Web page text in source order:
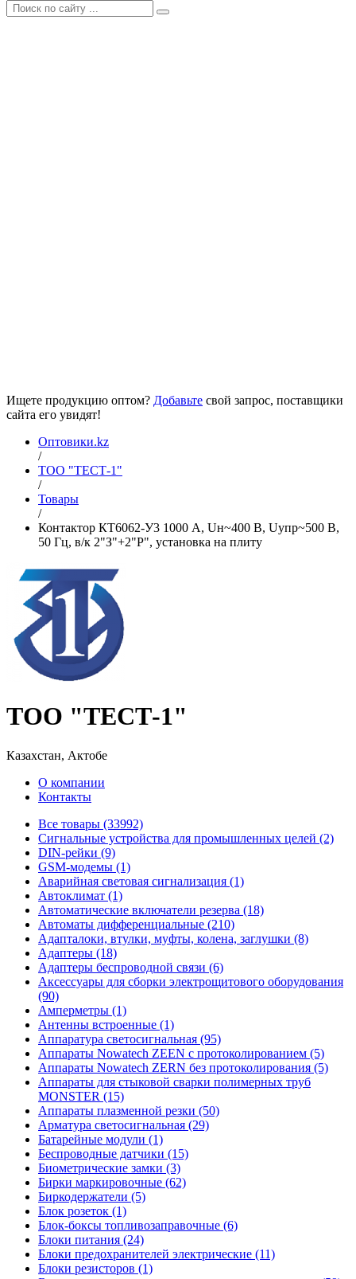
Ищете продукцию оптом? Добавьте свой запрос, поставщики
сайта его увидят!
Оптовики.kz
/
ТОО "ТЕСТ-1"
/
Товары
/
Контактор КТ6062-У3 1000 А, Uн~400 В, Uупр~500 В,
50 Гц, в/к 2"З"+2"Р", установка на плиту
ТОО "ТЕСТ-1"
Казахстан, Актобе
О компании
Контакты
Все товары (33992)
Cигнальные устройства для промышленных целей (2)
DIN-рейки (9)
GSM-модемы (1)
Аварийная световая сигнализация (1)
Автоклимат (1)
Автоматические включатели резерва (18)
Автоматы дифференциальные (210)
Адапталоки, втулки, муфты, колена, заглушки (8)
Адаптеры (18)
Адаптеры беспроводной связи (6)
Аксессуары для сборки электрощитового оборудования
(90)
Амперметры (1)
Антенны встроенные (1)
Аппаратура светосигнальная (95)
Аппараты Nowatech ZEEN c протоколированием (5)
Аппараты Nowatech ZERN без протоколирования (5)
Аппараты для стыковой сварки полимерных труб
MONSTER (15)
Аппараты плазменной резки (50)
Арматура светосигнальная (29)
Батарейные модули (1)
Беспроводные датчики (15)
Биометрические замки (3)
Бирки маркировочные (62)
Биркодержатели (5)
Блок розеток (1)
Блок-боксы топливозаправочные (6)
Блоки питания (24)
Блоки предохранителей электрические (11)
Блоки резисторов (1)